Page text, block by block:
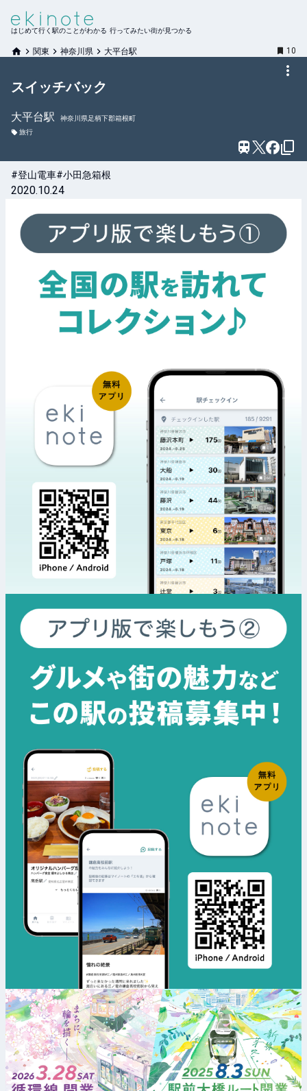
はじめて行く駅のことがわかる 行ってみたい街が見つかる
関東 神奈川県 大平台駅 10
スイッチバック
大平台駅
神奈川県足柄下郡箱根町
旅行
#登山電車#小田急箱根
2020.10.24